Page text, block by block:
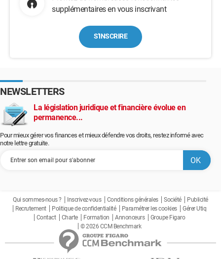
supplémentaires en vous inscrivant
S'INSCRIRE
NEWSLETTERS
La législation juridique et financière évolue en
permanence...
Pour mieux gérer vos finances et mieux défendre vos droits, restez informé avec
notre lettre gratuite.
Qui sommes-nous ? Inscrivez-vous Conditions générales Société
Publicité
Recrutement
Politique de confidentialité Paramétrer les cookies
Gérer Utiq
Contact
Charte Formation Annonceurs
Groupe Figaro
© 2026 CCM Benchmark